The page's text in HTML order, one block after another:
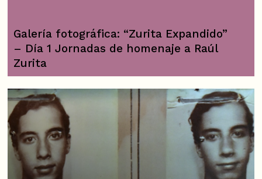
Galería fotográfica: “Zurita Expandido”
– Día 1 Jornadas de homenaje a Raúl
Zurita